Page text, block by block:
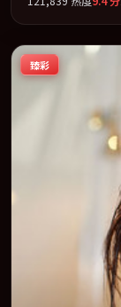
全片以「冒险」
于 2018-11-12 在
中口碑稳健，适
臻彩